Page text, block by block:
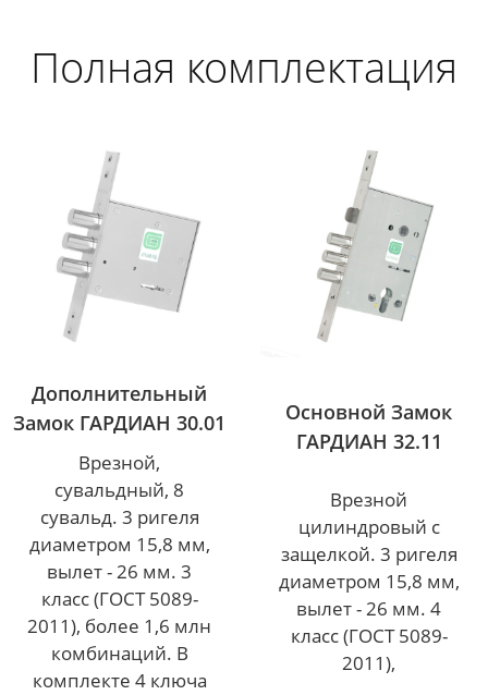
Полная комплектация
Дополнительный
Замок ГАРДИАН 30.01
Врезной,
сувальдный, 8
сувальд. 3 ригеля
диаметром 15,8 мм,
вылет - 26 мм. 3
класс (ГОСТ 5089-
2011), более 1,6 млн
комбинаций. В
комплекте 4 ключа
Основной Замок
ГАРДИАН 32.11
Врезной
цилиндровый с
защелкой. 3 ригеля
диаметром 15,8 мм,
вылет - 26 мм. 4
класс (ГОСТ 5089-
2011),